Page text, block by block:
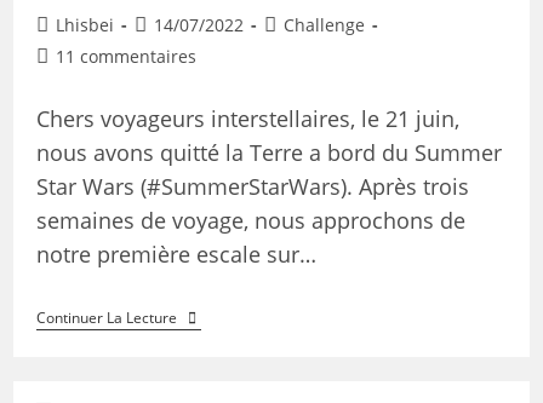
Lhisbei 14/07/2022
Challenge
11 commentaires
Chers voyageurs interstellaires, le 21 juin,
nous avons quitté la Terre a bord du Summer
Star Wars (#SummerStarWars). Après trois
semaines de voyage, nous approchons de
notre première escale sur…
Continuer La Lecture